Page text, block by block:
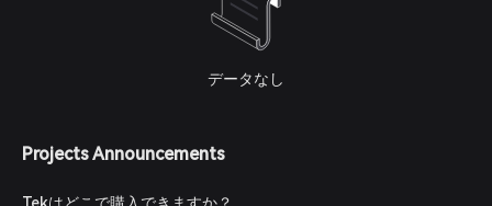
データなし
Projects Announcements